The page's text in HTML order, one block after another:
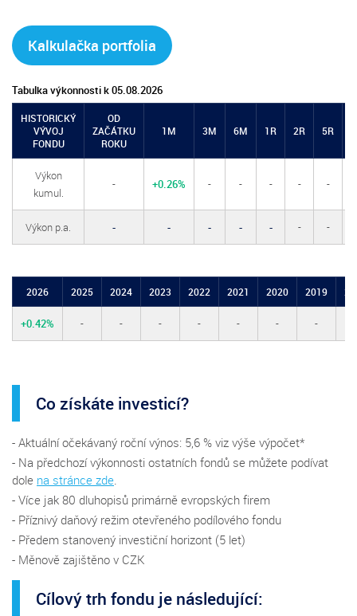
Kalkulačka portfolia
Tabulka výkonnosti k 05.08.2026
HISTORICKÝ
VÝVOJ
FONDU
OD
ZAČÁTKU
ROKU
1M 3M 6M 1R 2R 5R
Výkon
kumul.
- +0.26% - - - - -
Výkon p.a. - - - - - - -
2026 2025 2024 2023 2022 2021 2020 2019
+0.42% - - - - - - -
Co získáte investicí?
- Aktuální očekávaný roční výnos: 5,6 % viz výše výpočet*
- Na předchozí výkonnosti ostatních fondů se můžete podívat
dole na stránce zde.
- Více jak 80 dluhopisů primárně evropských firem
- Příznivý daňový režim otevřeného podílového fondu
- Předem stanovený investiční horizont (5 let)
- Měnově zajištěno v CZK
Cílový trh fondu je následující: